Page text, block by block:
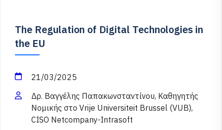
The Regulation of Digital Technologies in
the EU
21/03/2025
Δρ. Βαγγέλης Παπακωνσταντίνου, Καθηγητής
Νομικής στο Vrije Universiteit Brussel (VUB),
CISO Netcompany-Intrasoft